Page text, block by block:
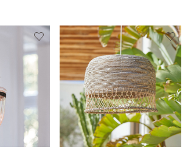
toutes les couleurs